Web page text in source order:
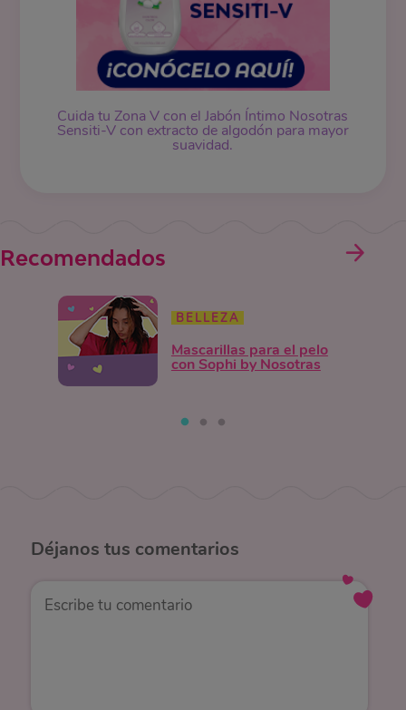
Cuida tu Zona V con el Jabón Íntimo Nosotras
Sensiti-V con extracto de algodón para mayor
suavidad.
Recomendados
BELLEZA
Mascarillas para el pelo
con Sophi by Nosotras
Déjanos tus comentarios